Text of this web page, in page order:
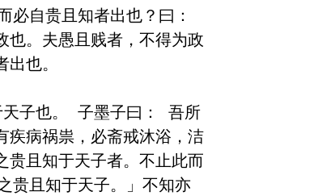
自贵且知者出也？曰：
也。夫愚且贱者，不得为政
也。
天子也。 子墨子曰： 吾所
疾病祸祟，必斋戒沐浴，洁
贵且知于天子者。不止此而
贵且知于天子。」不知亦